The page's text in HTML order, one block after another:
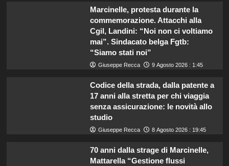
Marcinelle, protesta durante la
commemorazione. Attacchi alla
Cgil, Landini: “Noi non ci voltiamo
mai”. Sindacato belga Fgtb:
“Siamo stati noi”
Giuseppe Recca 9 Agosto 2026 : 1:45
Codice della strada, dalla patente a
17 anni alla stretta per chi viaggia
senza assicurazione: le novità allo
studio
Giuseppe Recca 8 Agosto 2026 : 19:45
70 anni dalla strage di Marcinelle,
Mattarella “Gestione flussi